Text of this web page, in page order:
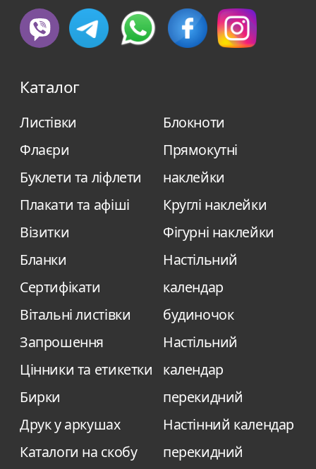
Каталог
Листівки
Флаєри
Буклети та ліфлети
Плакати та афіші
Візитки
Бланки
Сертифікати
Вітальні листівки
Запрошення
Цінники та етикетки
Бирки
Друк у аркушах
Каталоги на скобу
Блокноти
Прямокутні
наклейки
Круглі наклейки
Фігурні наклейки
Настільний
календар
будиночок
Настільний
календар
перекидний
Настінний календар
перекидний